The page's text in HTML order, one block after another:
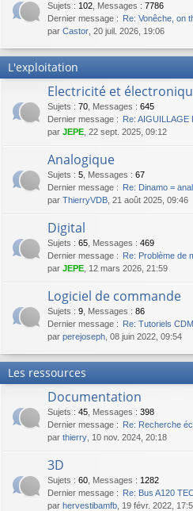
Sujets : 102 Messages : 7786
Dernier message : Re: Vonêche, on
par Castor , 20 juil. 2026, 19:06
L'exploitation
Electricité et
Sujets : 70 Messages : 645
Dernier message : Re: AIGUILLAGE
par JEPE , 22 sept. 2025, 09:12
Analogique
Sujets : 5 Messages : 67
Dernier message : Re: Dinamo =
par ThierryVDB , 21 août 2025, 09:46
Digital
Sujets : 65 Messages : 469
Dernier message : Re: Problème de
par JEPE , 12 mars 2026, 21:59
Logiciel de commande
Sujets : 9 Messages : 86
Dernier message : Re: Tutoriels
par perejoseph , 08 juin 2022, 09:54
Les ressources
Documentation
Sujets : 45 Messages : 398
Dernier message : Re: Recherche
par thierry , 10 nov. 2024, 20:18
3D
Sujets : 60 Messages : 1282
Dernier message : Re: Bus A120
par hervestibamfb , 19 févr. 2022,